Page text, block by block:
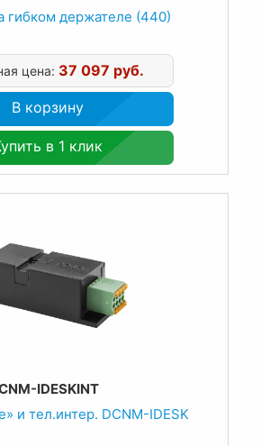
гибком держателе (440)
цена: 37 097 руб.
В корзину
в 1 клик
IDESKINT
и тел.интер. DCNM-IDESK